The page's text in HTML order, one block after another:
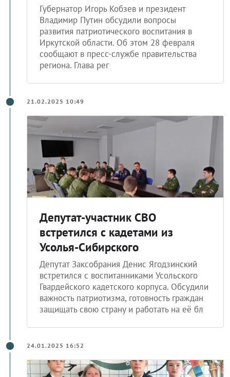
Губернатор Игорь Кобзев и президент
Владимир Путин обсудили вопросы
развития патриотического воспитания в
Иркутской области. Об этом 28 февраля
сообщают в пресс-службе правительства
региона. Глава рег
21.02.2025 10:49
Депутат-участник СВО
встретился с кадетами из
Усолья-Сибирского
Депутат Заксобрания Денис Ягодзинский
встретился с воспитанниками Усольского
Гвардейского кадетского корпуса. Обсудили
важность патриотизма, готовность граждан
защищать свою страну и работать на её бл
24.01.2025 16:52